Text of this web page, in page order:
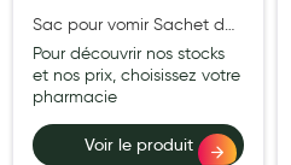
Anti-poux
Solaire et moustique
Piqûres insectes
Sac pour vomir Sachet de
3
Pour découvrir nos stocks
et nos prix, choisissez votre
pharmacie
Voir le produit